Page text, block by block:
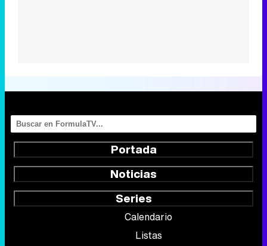
Portada
Noticias
Series
Calendario
Listas